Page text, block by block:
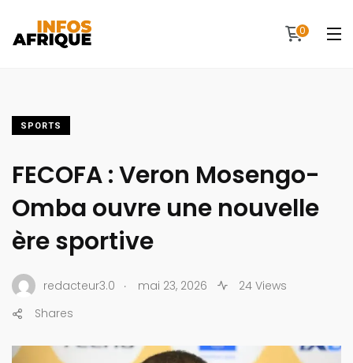
0
SPORTS
FECOFA : Veron Mosengo-
Omba ouvre une nouvelle
ère sportive
redacteur3.0 . mai 23, 2026
24 Views
Shares